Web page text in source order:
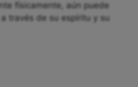
físicamente, aún puede
través de su espíritu y su